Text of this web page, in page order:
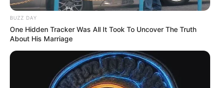
BUZZ DAY
One Hidden Tracker Was All It Took To Uncover The Truth
About His Marriage